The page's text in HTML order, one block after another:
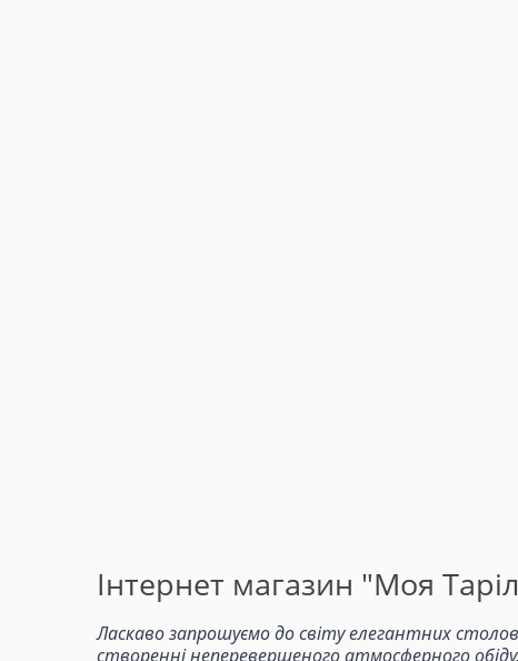
Інтернет магазин "Моя
Ласкаво запрошуємо до світу елегантних
створенні неперевершеного атмосферного